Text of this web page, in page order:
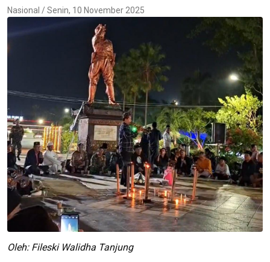
Nasional / Senin, 10 November 2025
Oleh: Fileski Walidha Tanjung